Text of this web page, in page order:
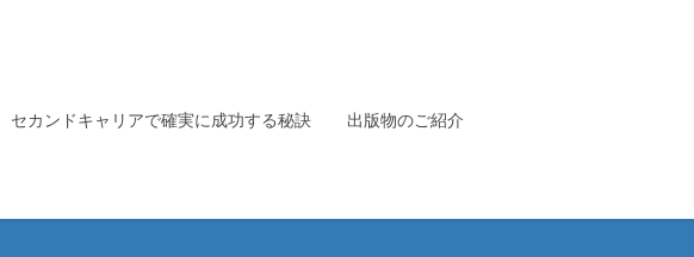
セカンドキャリアで確実に成功する秘訣 出版物のご紹介